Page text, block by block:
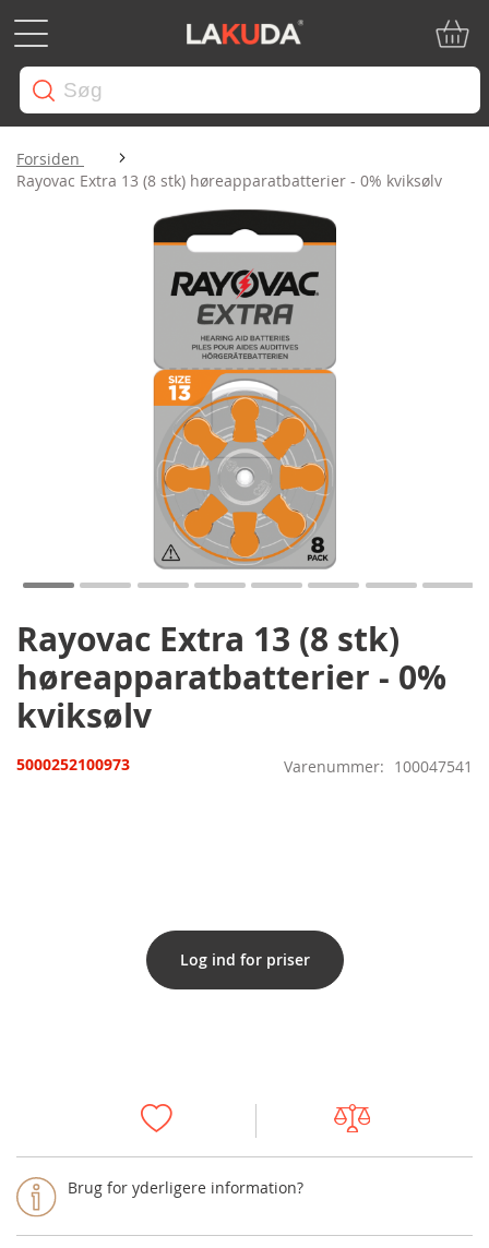
Forsiden
Rayovac Extra 13 (8 stk) høreapparatbatterier - 0% kviksølv
Rayovac Extra 13 (8 stk)
høreapparatbatterier - 0%
kviksølv
Brug for yderligere information?
5000252100973 Varenummer 100047541
Log ind for priser
billedgalleriet